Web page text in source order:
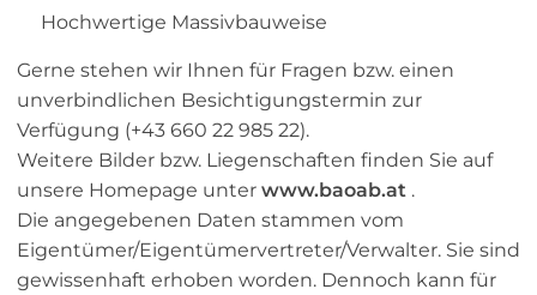
Hochwertige Massivbauweise
Gerne stehen wir Ihnen für Fragen bzw. einen
unverbindlichen Besichtigungstermin zur
Verfügung (+43 660 22 985 22).
Weitere Bilder bzw. Liegenschaften finden Sie auf
unsere Homepage unter www.baoab.at .
Die angegebenen Daten stammen vom
Eigentümer/Eigentümervertreter/Verwalter. Sie sind
gewissenhaft erhoben worden. Dennoch kann für